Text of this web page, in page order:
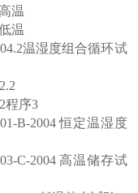
温
温
温湿度组合循环试
程序3
B-2004恒定温湿度
C-2004高温储存试